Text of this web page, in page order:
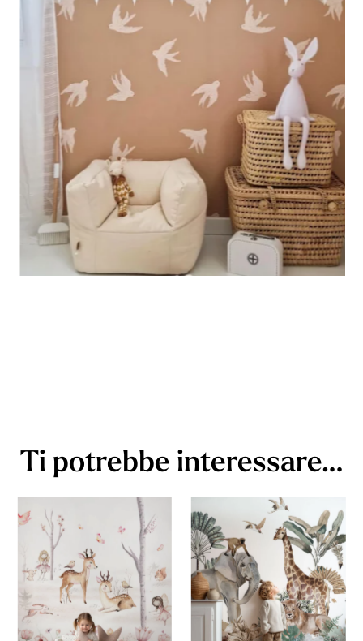
🔹 Verticale
Ideale per spazi in cui l’altezza è maggiore della larghezza
(scale, pareti strette e alte, ecc.).
Ti potrebbe interessare…